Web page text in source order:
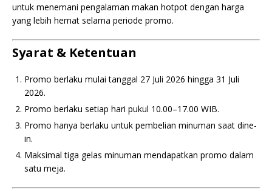
untuk menemani pengalaman makan hotpot dengan harga
yang lebih hemat selama periode promo.
Syarat & Ketentuan
Promo berlaku mulai tanggal 27 Juli 2026 hingga 31 Juli
2026.
Promo berlaku setiap hari pukul 10.00–17.00 WIB.
Promo hanya berlaku untuk pembelian minuman saat dine-
in.
Maksimal tiga gelas minuman mendapatkan promo dalam
satu meja.